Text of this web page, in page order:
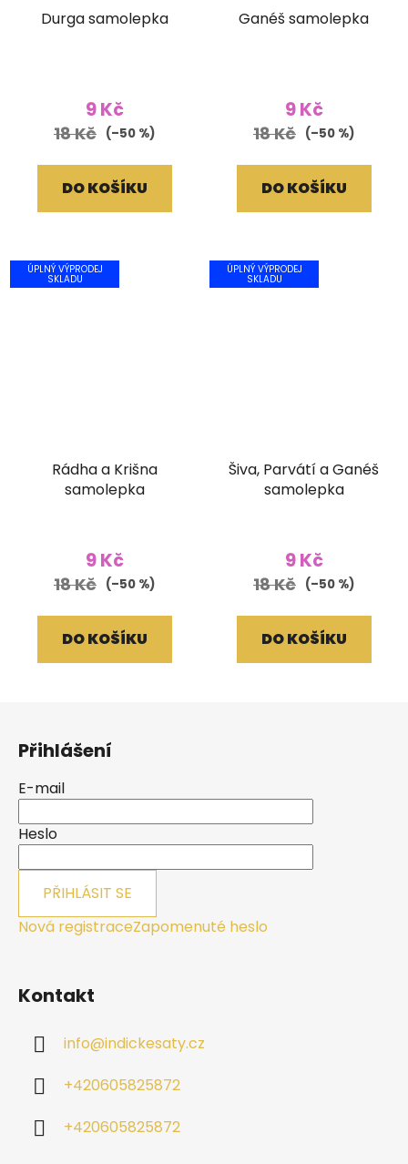
Durga samolepka
9 Kč
18 Kč (–50 %)
DO KOŠÍKU
Ganéš samolepka
9 Kč
18 Kč (–50 %)
DO KOŠÍKU
ÚPLNÝ VÝPRODEJ
SKLADU
Rádha a Krišna
samolepka
9 Kč
18 Kč (–50 %)
DO KOŠÍKU
ÚPLNÝ VÝPRODEJ
SKLADU
Šiva, Parvátí a Ganéš
samolepka
9 Kč
18 Kč (–50 %)
DO KOŠÍKU
Přihlášení
E-mail
Heslo
PŘIHLÁSIT SE
Nová registraceZapomenuté heslo
Kontakt
info@indickesaty.cz
+420605825872
+420605825872